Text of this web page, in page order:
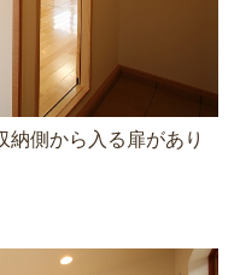
納側から入る扉があり